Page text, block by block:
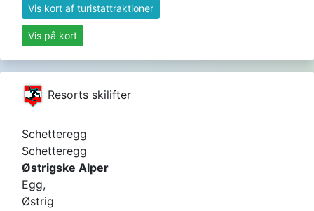
Vis kort af turistattraktioner
Vis på kort
Resorts skilifter
Schetteregg
Schetteregg
Østrigske Alper
Egg,
Østrig